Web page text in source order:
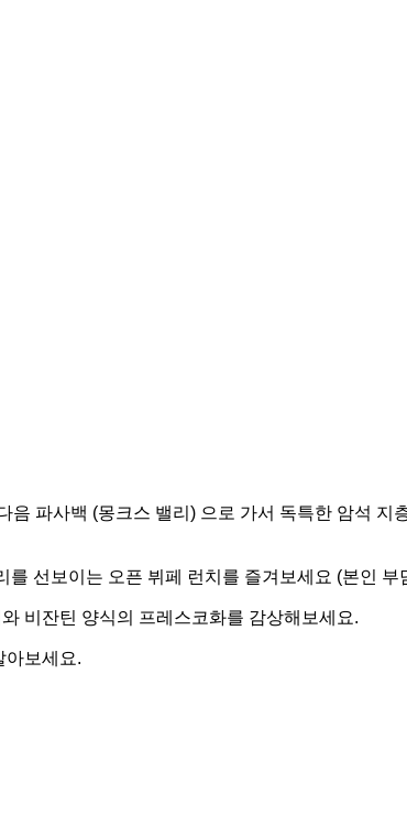
파사백 (몽크스 밸리) 으로 가서 독특한 암석 지
선보이는 오픈 뷔페 런치를 즐겨보세요 (본인 부
비잔틴 양식의 프레스코화를 감상해보세요.
아보세요.